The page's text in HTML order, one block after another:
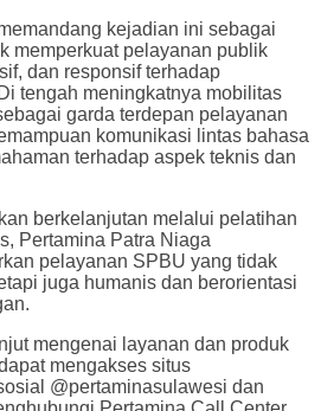
kejadian ini sebagai
memperkuat pelayanan publik
dan responsif terhadap
tengah meningkatnya mobilitas
garda terdepan pelayanan
komunikasi lintas bahasa
terhadap aspek teknis dan
berkelanjutan melalui pelatihan
Pertamina Patra Niaga
pelayanan SPBU yang tidak
juga humanis dan berorientasi
mengenai layanan dan produk
mengakses situs
@pertaminasulawesi dan